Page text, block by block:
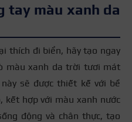
tay màu xanh da
thích đi biển, hãy tạo ngay
màu xanh da trời tươi mát
sẽ được thiết kế với bề
kết hợp với màu xanh nước
động và chân thực, tạo